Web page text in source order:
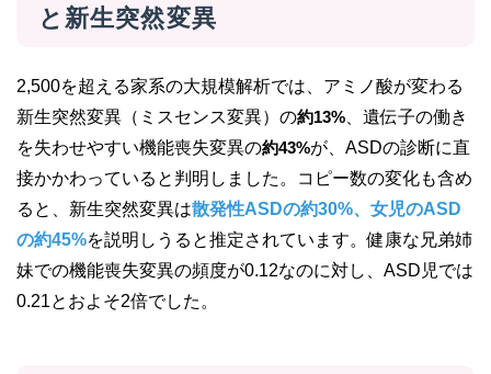
と新生突然変異
2,500を超える家系の大規模解析では、アミノ酸が変わる
新生突然変異（ミスセンス変異）の約13% 、遺伝子の働き
を失わせやすい機能喪失変異の約43%が、ASDの診断に直
接かかわっていると判明しました。コピー数の変化も含め
ると、新生突然変異は散発性ASDの約30%、女児のASD
の約45%を説明しうると推定されています。健康な兄弟姉
妹での機能喪失変異の頻度が0.12なのに対し、ASD児では
0.21とおよそ2倍でした。